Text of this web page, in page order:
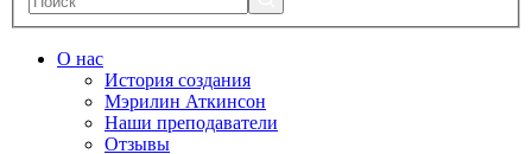
О нас
История создания
Мэрилин Аткинсон
Наши преподаватели
Отзывы